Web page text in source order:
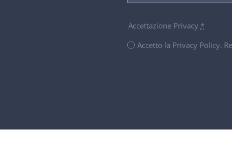
Accettazione Privacy *
Accetto la Privacy Policy.